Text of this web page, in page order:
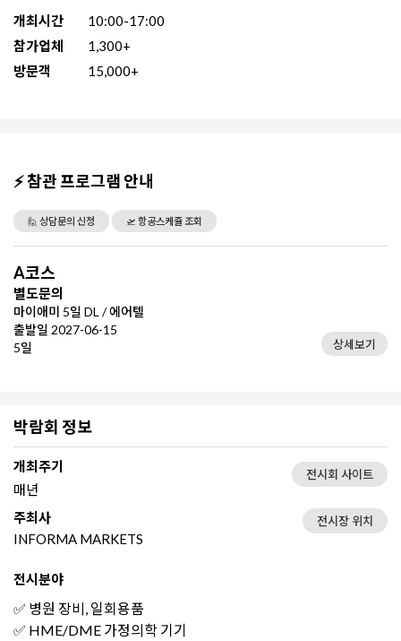
개최시간
10:00-17:00
참가업체
1,300+
방문객
15,000+
⚡ 참관 프로그램 안내
🙋 상담문의 신청 🛫 항공스케쥴 조회
A코스
별도문의
마이애미 5일 DL / 에어텔
출발일 2027-06-15
5일
상세보기
박람회 정보
개최주기
매년
전시회 사이트
주최사
INFORMA MARKETS
전시장 위치
전시분야
✅ 병원 장비, 일회용품
✅ HME/DME 가정의학 기기